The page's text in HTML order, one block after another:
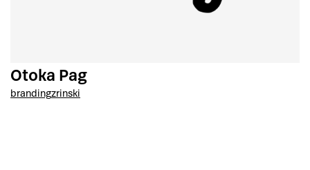
Otoka Pag
brandingzrinski